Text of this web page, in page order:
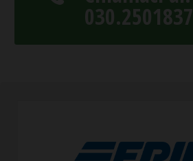
030.2501837